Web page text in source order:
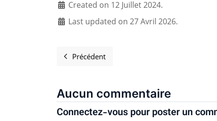
Created on 12 Juillet 2024.
Last updated on 27 Avril 2026.
Article précédent : Adopter les
Précédent
Aucun commentaire
Connectez-vous pour poster un